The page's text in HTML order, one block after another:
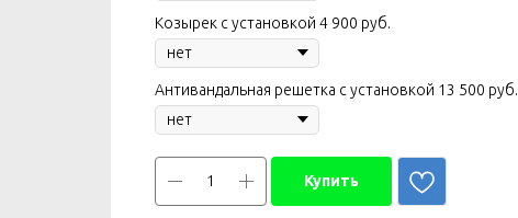
Козырек с установкой 4 900 руб.
Антивандальная решетка с установкой 13 500 руб.
Купить